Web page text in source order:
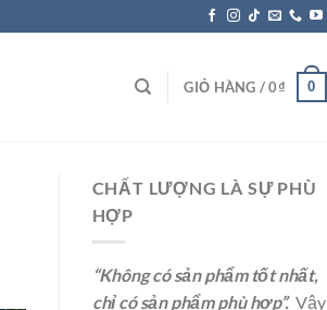
GIỎ HÀNG /0₫ 0
CHẤT LƯỢNG LÀ SỰ PHÙ
HỢP
“Không có sản phẩm tốt nhất,
chỉ có sản phẩm phù hợp”. Vậy